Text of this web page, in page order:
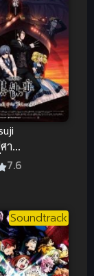
าจ
7.6
Soundtrack